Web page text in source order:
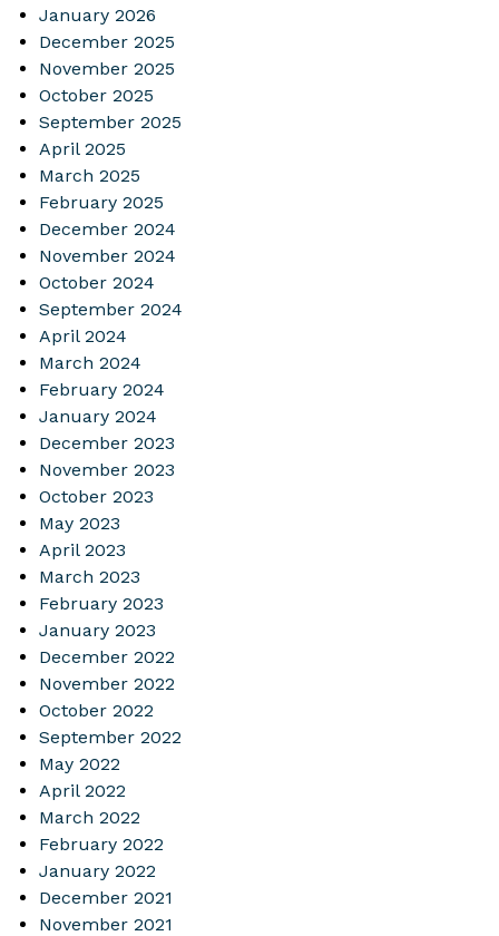
January 2026
December 2025
November 2025
October 2025
September 2025
April 2025
March 2025
February 2025
December 2024
November 2024
October 2024
September 2024
April 2024
March 2024
February 2024
January 2024
December 2023
November 2023
October 2023
May 2023
April 2023
March 2023
February 2023
January 2023
December 2022
November 2022
October 2022
September 2022
May 2022
April 2022
March 2022
February 2022
January 2022
December 2021
November 2021